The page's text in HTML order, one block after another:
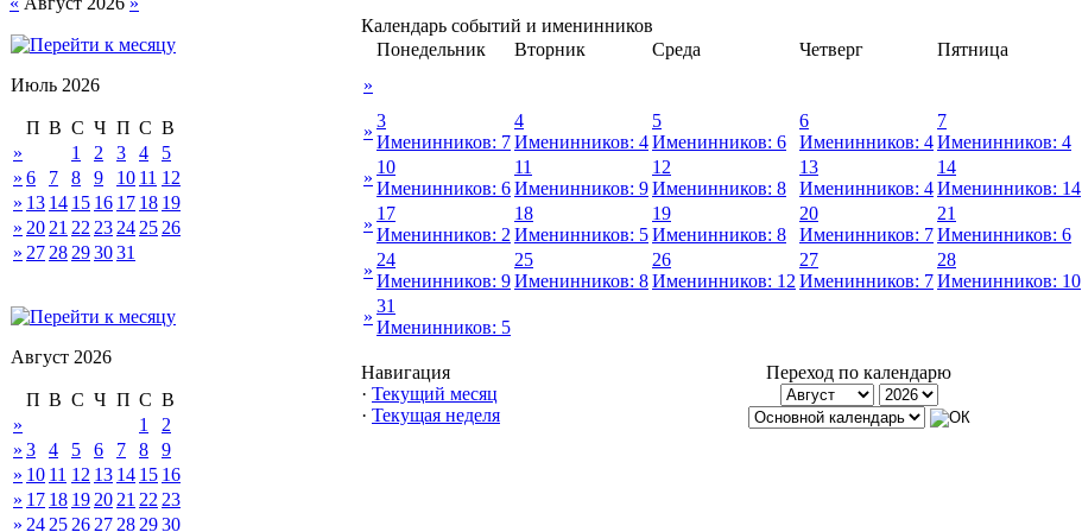
Июль 2026
П В С Ч П С В
»
1 2 3 4
5
» 6 7 8 9 10 11 12
» 13 14 15 16 17 18 19
» 20 21 22 23 24 25 26
» 27 28 293031
Август 2026
П В С Ч П С В
»
1
2
» 3 4 5 6 7 8
9
» 10 11 12 13 14 15 16
» 17 18 19 20 21 22 23
» 24 25 26 27 28 2930
Календарь событий и именинников
Понедельник
Вторник Среда Четверг Пятница
»
»
3
Именинников: 7
4
Именинников: 4
5
Именинников: 6
6
Именинников: 4
7
Именинников: 4
»
10
Именинников: 6
11
Именинников: 9
12
Именинников: 8
13
Именинников: 4
14
Именинников: 14
»
17
Именинников: 2
18
Именинников: 5
19
Именинников: 8
20
Именинников: 7
21
Именинников: 6
»
24
Именинников: 9
25
Именинников: 8
26
Именинников: 12
27
Именинников: 7
28
Именинников: 10
»
31
Именинников: 5
Навигация
· Текущий месяц
· Текущая неделя
Переход по календарю